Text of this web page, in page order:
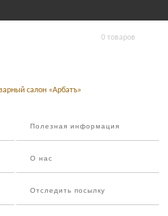
0 товаров
Полезная информация
О нас
Отследить посылку